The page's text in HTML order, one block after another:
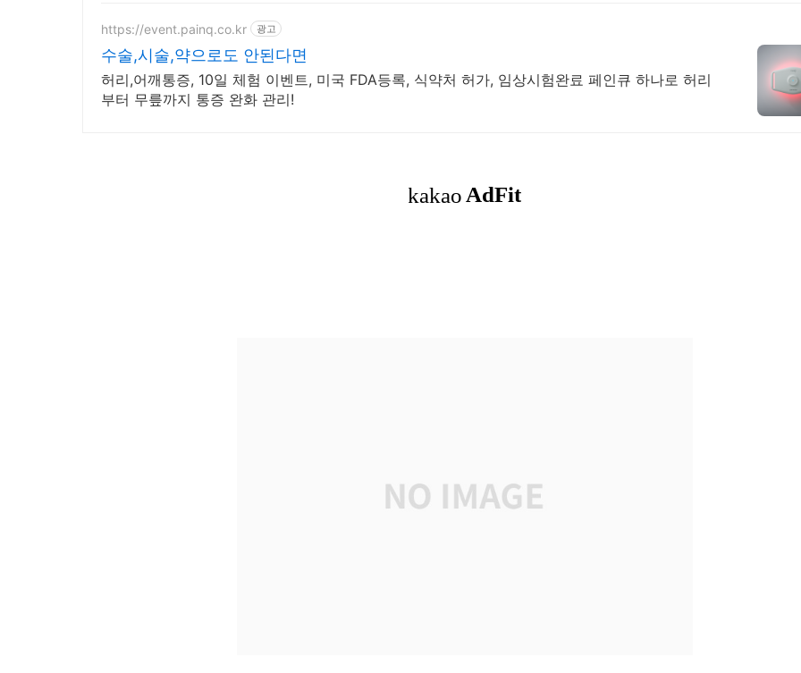
https://event.painq.co.kr 광고
수술,시술,약으로도 안된다면
허리,어깨통증, 10일 체험 이벤트, 미국 FDA등록, 식약처 허가, 임상시험완료 페인큐 하나로 허리
부터 무릎까지 통증 완화 관리!